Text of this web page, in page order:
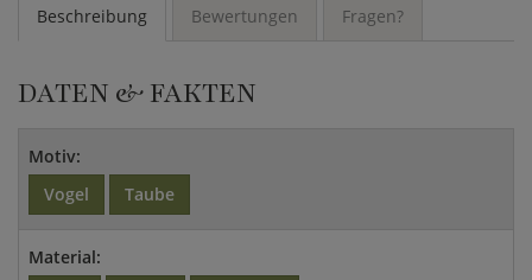
Beschreibung Bewertungen Fragen?
DATEN & FAKTEN
Motiv:
Vogel
Taube
Material: